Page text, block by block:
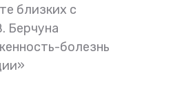
близких с
Берчуна
болезнь